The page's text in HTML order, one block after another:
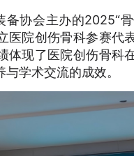
备协会主办的2025“
医院创伤骨科参赛代
体现了医院创伤骨科
学术交流的成效。